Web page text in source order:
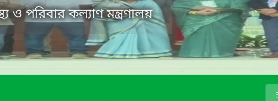
ও পরিবার কল্যাণ মন্ত্রণালয়